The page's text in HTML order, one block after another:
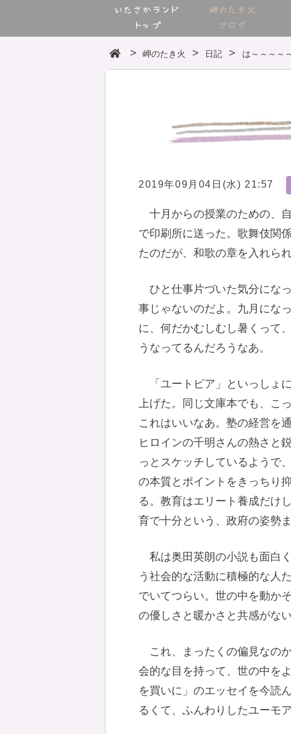
いたさかランド
トップ
岬のたき火
ブログ
岬のたき火 日記 は～～～～～
2019年09月04日(水) 21:57
十月からの授業のための、
で印刷所に送った。歌舞伎関
たのだが、和歌の章を入れら
ひと仕事片づいた気分にな
事じゃないのだよ。九月にな
に、何だかむしむし暑くって
うなってるんだろうなあ。
「ユートピア」といっしょ
上げた。同じ文庫本でも、こ
これはいいなあ。塾の経営を
ヒロインの千明さんの熱さと
っとスケッチしているようで
の本質とポイントをきっちり
る。教育はエリート養成だけ
育で十分という、政府の姿勢
私は奥田英朗の小説も面白
う社会的な活動に積極的な人
でいてつらい。世の中を動か
の優しさと暖かさと共感がな
これ、まったくの偏見なの
会的な目を持って、世の中を
を買いに」のエッセイを今読
るくて、ふんわりしたユーモ